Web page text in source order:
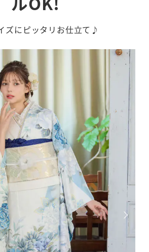
ズにピッタリお仕立て♪